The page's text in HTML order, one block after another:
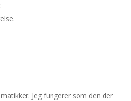
Jeg fungerer som den der